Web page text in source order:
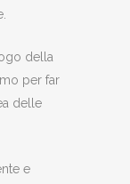
della
per far
delle
e